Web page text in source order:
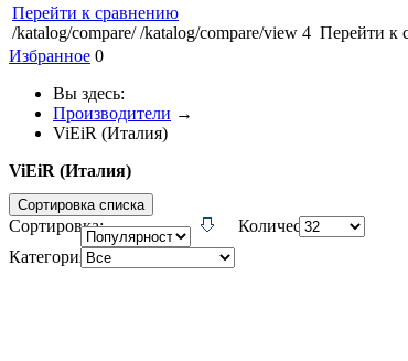
Перейти к сравнению
/katalog/compare/ /katalog/compare/view 4 Перейти к
Избранное 0
Вы здесь:
Производители →
ViEiR (Италия)
ViEiR (Италия)
Сортировка списка
Сортировка:
Количество:
Категория: